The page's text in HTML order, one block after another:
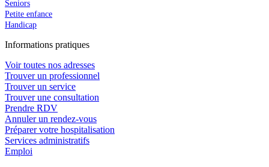
Seniors
Petite enfance
Handicap
Informations pratiques
Voir toutes nos adresses
Trouver un professionnel
Trouver un service
Trouver une consultation
Prendre RDV
Annuler un rendez-vous
Préparer votre hospitalisation
Services administratifs
Emploi​